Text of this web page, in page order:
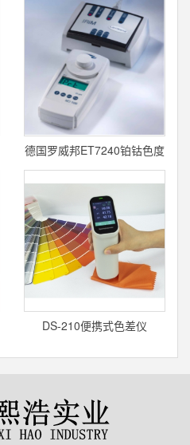
德国罗威邦ET7240铂钴色度
测定仪
DS-210便携式色差仪